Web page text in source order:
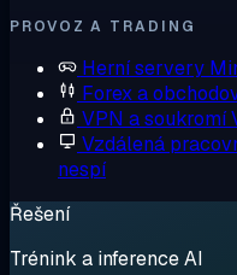
PROVOZ A TRADING
Herní servery
Forex a
VPN a soukromí
Vzdálená
nespí
Řešení
Trénink a inference AI